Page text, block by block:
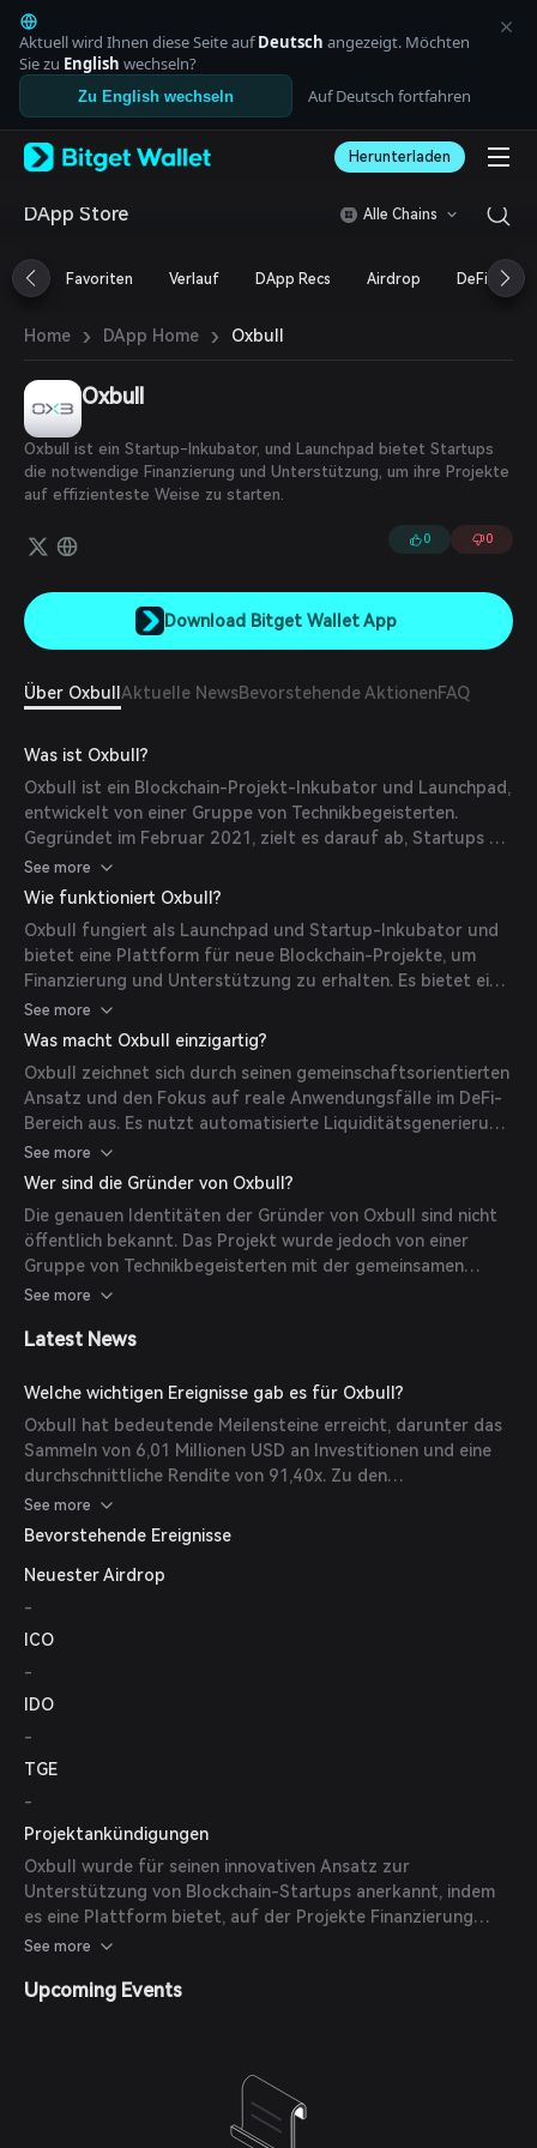
English
日本語
Tiếng Việt
Русский
Español (Latinoamérica)
Italiano
Deutsch
繁體中文
Português (Portugal)
ภาษาไทย
العربية
हिन्दी
Español
Português (Brasil)
Español (Argentina)
Aktuell wird Ihnen diese Seite aufDeutsch angezeigt. Möchten
Sie zu English wechseln?
Zu English wechseln Auf Deutsch fortfahren
Herunterladen
DApp Store Alle Chains
Favoriten Verlauf DApp Recs Airdrop DeFi
Home › DApp Home › Oxbull
Oxbull
Oxbull ist ein Startup-Inkubator, und Launchpad bietet Startups
die notwendige Finanzierung und Unterstützung, um ihre Projekte
auf effizienteste Weise zu starten.
0 0
Download Bitget Wallet App
Über Oxbull Aktuelle NewsBevorstehende AktionenFAQ
Was ist Oxbull?
Oxbull ist ein Blockchain-Projekt-Inkubator und Launchpad,
entwickelt von einer Gruppe von Technikbegeisterten.
Gegründet im Februar 2021, zielt es darauf ab, Startups bei
der Sicherung glaubwürdiger Finanzierung und dem
effektiven Start ihrer Kampagnen zu unterstützen. Die
aufstrebende Projekte zu bieten und Innovationen im
Blockchain-Ökosystem zu fördern. (coinmarketcap.com)
See more
Wie funktioniert Oxbull?
Oxbull fungiert als Launchpad und Startup-Inkubator und
bietet eine Plattform für neue Blockchain-Projekte, um
Finanzierung und Unterstützung zu erhalten. Es bietet ein
strukturiertes Umfeld, in dem Startups ihre Ideen
potenziellen Investoren präsentieren können, um das
Wachstum und die Entwicklung innovativer Blockchain-
Lösungen zu fördern. (coinmarketcap.com)
See more
Was macht Oxbull einzigartig?
Oxbull zeichnet sich durch seinen gemeinschaftsorientierten
Ansatz und den Fokus auf reale Anwendungsfälle im DeFi-
Bereich aus. Es nutzt automatisierte Liquiditätsgenerierung
und Belohnungen für Inhaber, um langfristige Investitionen
und Stabilität zu fördern. Zusätzlich unterstützt Oxbull
von traditionellen Kryptowährungen ab. ( coinpaprika.com)
See more
Wer sind die Gründer von Oxbull?
Die genauen Identitäten der Gründer von Oxbull sind nicht
öffentlich bekannt. Das Projekt wurde jedoch von einer
Gruppe von Technikbegeisterten mit der gemeinsamen
Vision entwickelt, Blockchain-Startups zu unterstützen und
(coinmarketcap.com
See more
Latest News
Welche wichtigen Ereignisse gab es für Oxbull?
Oxbull hat bedeutende Meilensteine erreicht, darunter das
Sammeln von 6,01 Millionen USD an Investitionen und eine
durchschnittliche Rendite von 91,40x. Zu den
bemerkenswerten auf der Plattform durchgeführten IDOs
gehören Altura (ALU) mit einer Rendite von 130,11x und
Bloktopia (BLOK) mit 123,25x. (
See more
Bevorstehende Ereignisse
Neuester Airdrop
-
ICO
-
IDO
-
TGE
-
Projektankündigungen
Oxbull wurde für seinen innovativen Ansatz zur
Unterstützung von Blockchain-Startups anerkannt, indem
es eine Plattform bietet, auf der Projekte Finanzierung
sichern und effektiv starten können. Die
unterstützendes Umfeld für aufstrebende Projekte
See more
Upcoming Events